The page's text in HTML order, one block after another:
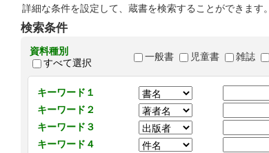
詳細な条件を設定して、蔵書を検索することができます。
検索条件
資料種別
すべて選択
一般書 児童書 雑誌
キーワード１
キーワード２
キーワード３
キーワード４